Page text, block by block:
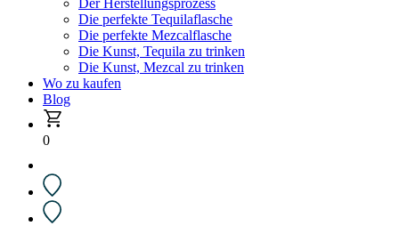
Der Herstellungsprozess
Die perfekte Tequilaflasche
Die perfekte Mezcalflasche
Die Kunst, Tequila zu trinken
Die Kunst, Mezcal zu trinken
Wo zu kaufen
Blog
0